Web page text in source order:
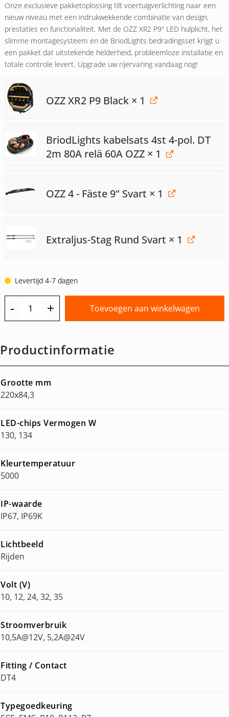
Onze exclusieve pakketoplossing tilt voertuigverlichting naar een
nieuw niveau met een indrukwekkende combinatie van design,
prestaties en functionaliteit. Met de OZZ XR2 P9" LED hulplicht, het
slimme montagesysteem en de BriodLights bedradingsset krijgt u
een pakket dat uitstekende helderheid, probleemloze installatie en
totale controle levert. Upgrade uw rijervaring vandaag nog!
OZZ XR2 P9 Black× 1
BriodLights kabelsats 4st 4-pol. DT
2m 80A relä 60A OZZ× 1
OZZ 4 - Fäste 9" Svart × 1
Extraljus-Stag Rund Svart × 1
Levertijd 4-7 dagen
- + Toevoegen aan winkelwagen
Productinformatie
Grootte mm
220x84,3
LED-chips Vermogen W
130, 134
Kleurtemperatuur
5000
IP-waarde
IP67, IP69K
Lichtbeeld
Rijden
Volt (V)
10, 12, 24, 32, 35
Stroomverbruik
10,5A@12V, 5,2A@24V
Fitting / Contact
DT4
Typegoedkeuring